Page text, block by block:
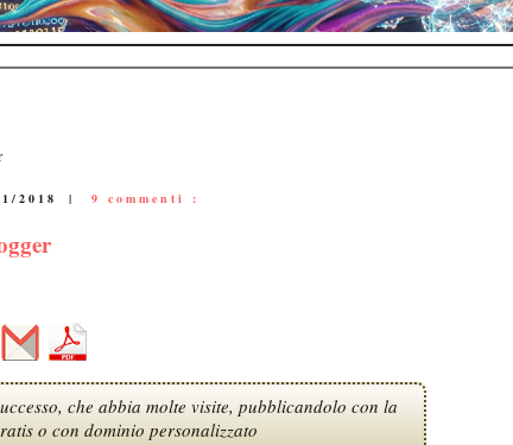
2018 | 9 commenti :
che abbia molte visite, pubblicandolo con la
o con dominio personalizzato